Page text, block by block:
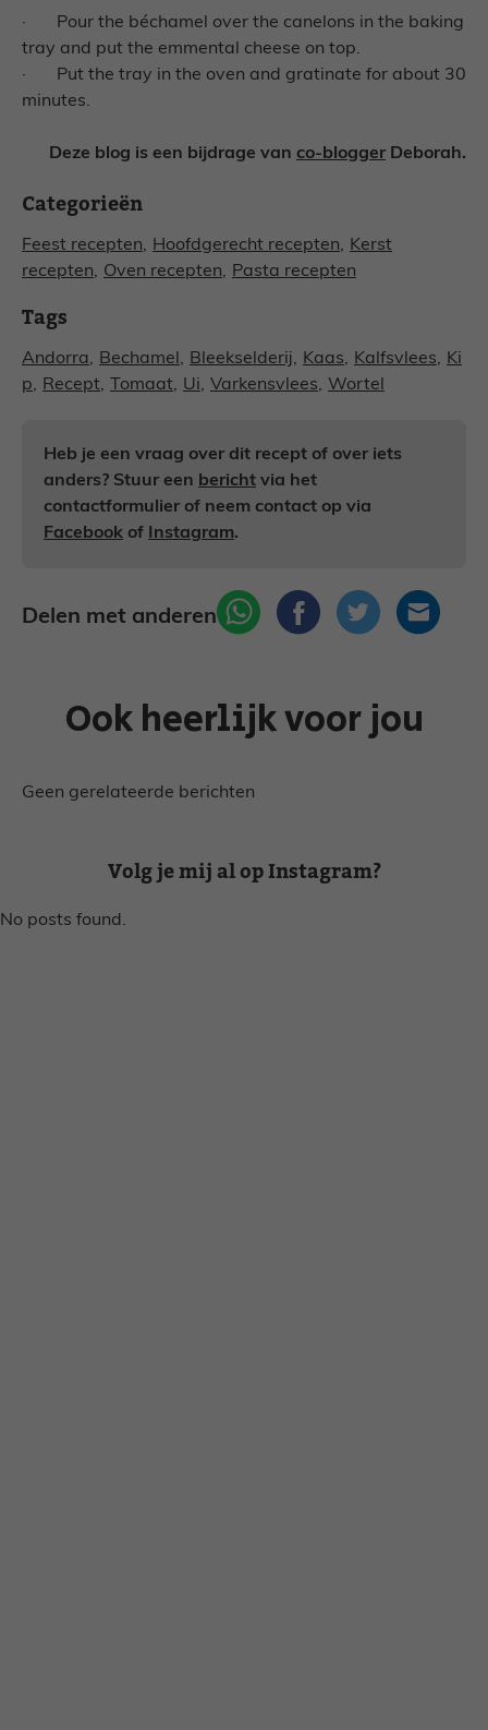
·
Pour the béchamel over the canelons in the baking
tray and put the emmental cheese on top.
·
Put the tray in the oven and gratinate for about 30
minutes.
Deze blog is een bijdrage van co-blogger Deborah.
Categorieën
Feest recepten, Hoofdgerecht recepten, Kerst
recepten, Oven recepten, Pasta recepten
Tags
Andorra, Bechamel , Bleekselderij, Kaas, Kalfsvlees, Ki
p, Recept, Tomaat, Ui, Varkensvlees, Wortel
Heb je een vraag over dit recept of over iets
anders? Stuur een bericht via het
contactformulier of neem contact op via
Facebook of Instagram.
Delen met anderen
Ook heerlijk voor jou
Geen gerelateerde berichten
Volg je mij al op Instagram?
No posts found.